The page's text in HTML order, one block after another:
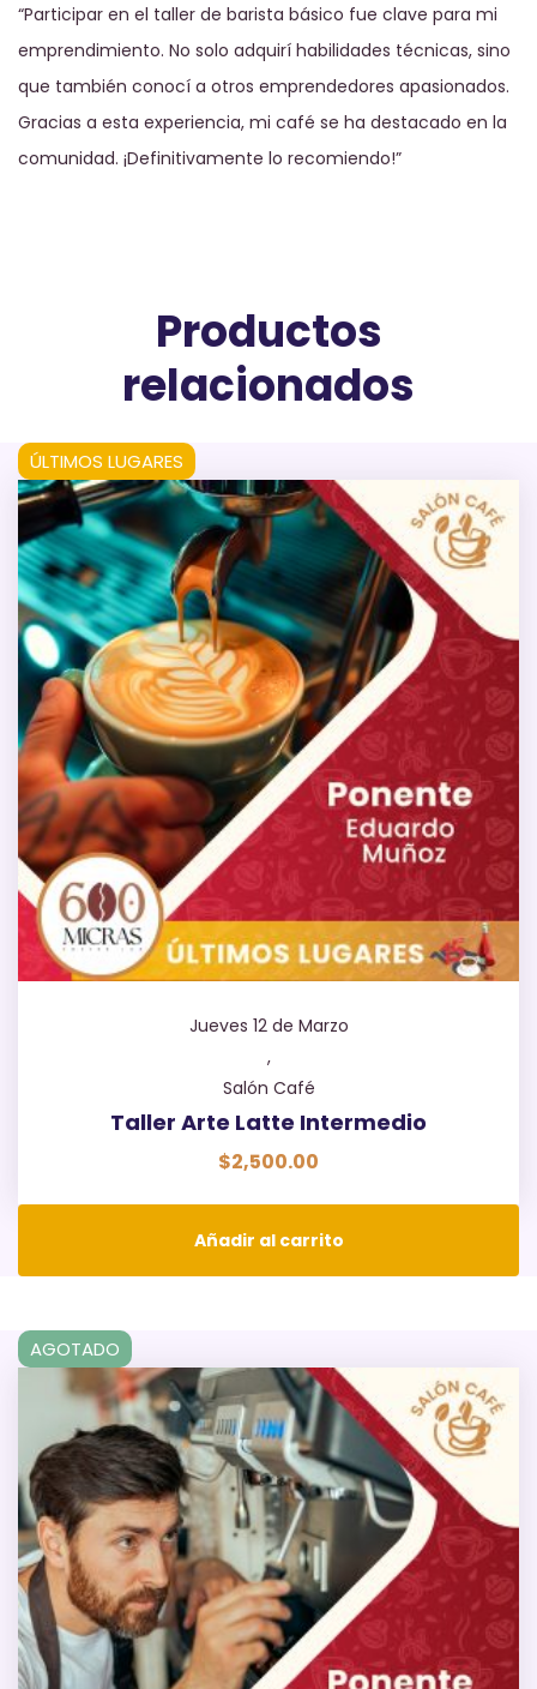
“Participar en el taller de barista básico fue clave para mi
emprendimiento. No solo adquirí habilidades técnicas, sino
que también conocí a otros emprendedores apasionados.
Gracias a esta experiencia, mi café se ha destacado en la
comunidad. ¡Definitivamente lo recomiendo!”
Productos
relacionados
ÚLTIMOS LUGARES
Jueves 12 de Marzo
,
Salón Café
Taller Arte Latte Intermedio
$2,500.00
Añadir al carrito
AGOTADO